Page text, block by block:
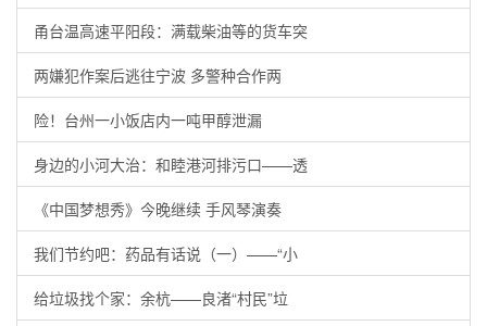
甬台温高速平阳段：满载柴油等的货车突
两嫌犯作案后逃往宁波 多警种合作两
险！台州一小饭店内一吨甲醇泄漏
身边的小河大治：和睦港河排污口——透
《中国梦想秀》今晚继续 手风琴演奏
我们节约吧：药品有话说（一）——“小
给垃圾找个家：余杭——良渚“村民”垃